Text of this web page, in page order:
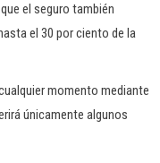
el seguro también
el 30 por ciento de la
momento mediante
únicamente algunos